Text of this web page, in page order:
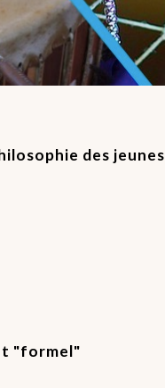
des jeunes
"formel"